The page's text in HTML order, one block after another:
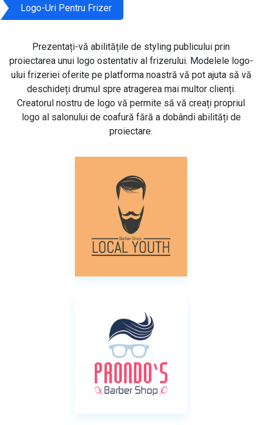
Logo-Uri Pentru Frizer
Prezentați-vă abilitățile de styling publicului prin
proiectarea unui logo ostentativ al frizerului. Modelele logo-
ului frizeriei oferite pe platforma noastră vă pot ajuta să vă
deschideți drumul spre atragerea mai multor clienți.
Creatorul nostru de logo vă permite să vă creați propriul
logo al salonului de coafură fără a dobândi abilități de
proiectare.